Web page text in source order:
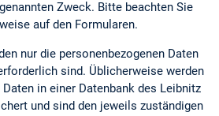
Zweck. Bitte beachten Sie
auf den Formularen.
nur die personenbezogenen Daten
sind. Üblicherweise werden
in einer Datenbank des Leibnitz
und sind den jeweils zuständigen